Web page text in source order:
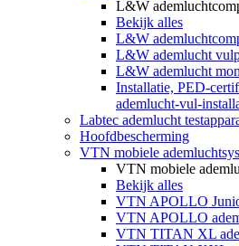
L&W
Bekijk alles
L&W
L&W ademlucht
L&W ademlucht
Installatie, PED-
ademlucht-vul-
Labtec ademlucht
Hoofdbescherming
VTN mobiele
VTN mobiele
Bekijk alles
VTN APOLLO
VTN APOLLO
VTN TITAN XL